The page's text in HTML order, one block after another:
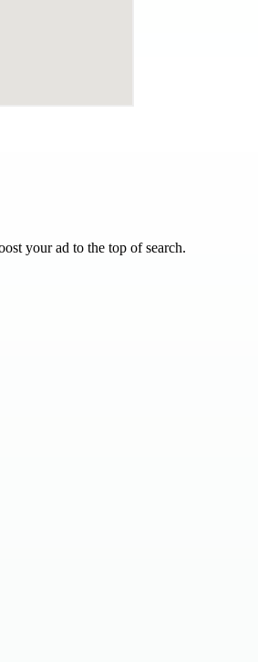
your ad to the top of search.